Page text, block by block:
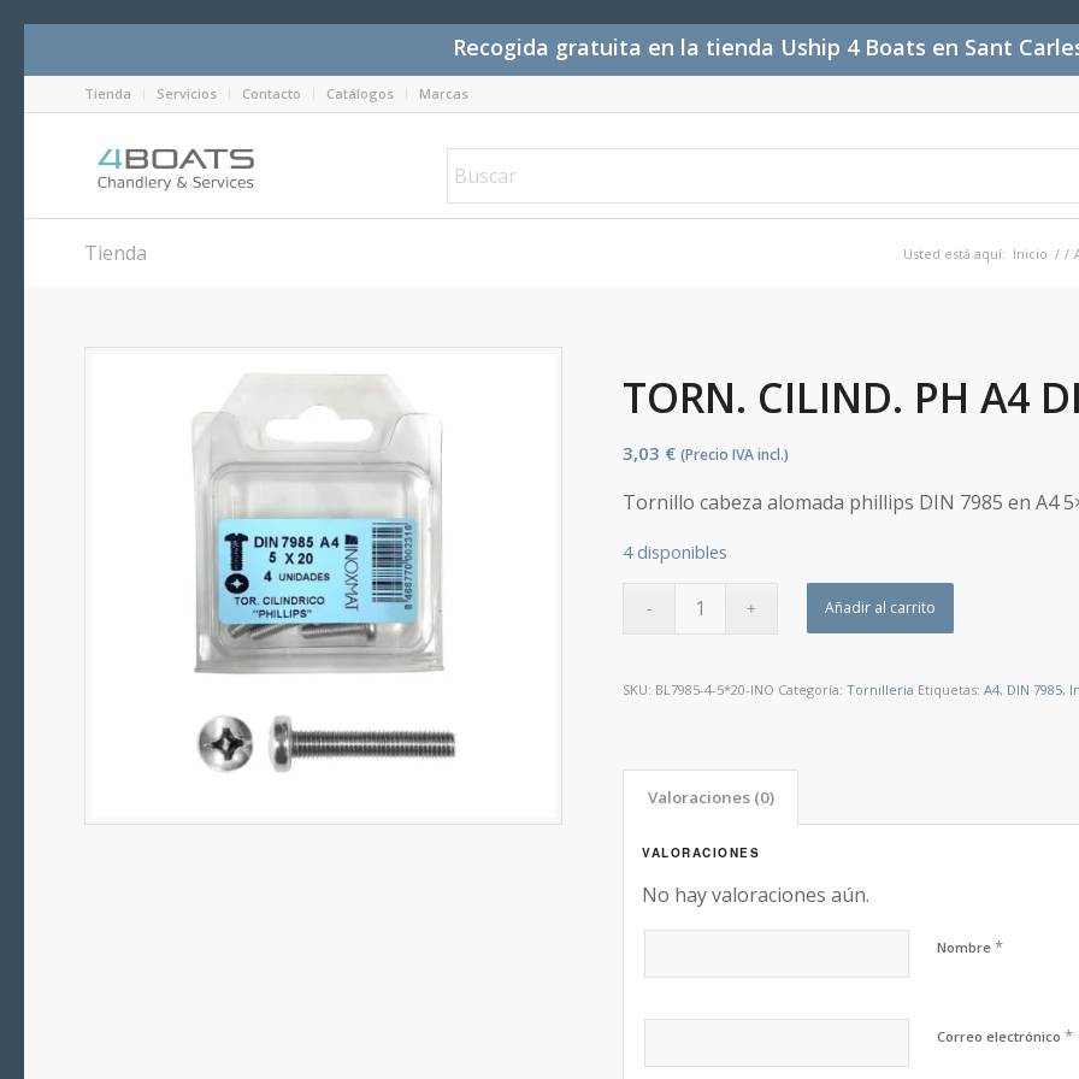
Recogida gratuita en la tienda Uship 4 Boats en Sant
Tienda Servicios Contacto Catálogos Marcas
Tienda Usted está aquí: Inicio / /
TORN. CILIND. PH A4
3,03 € (Precio IVA incl.)
Tornillo cabeza alomada phillips DIN 7985 en A4
4 disponibles
Añadir al carrito
SKU: BL7985-4-5*20-INO Categoría:Tornilleria Etiquetas:A4, DIN 7985,
Valoraciones (0)
VALORACIONES
No hay valoraciones aún.
Nombre*
Correo electrónico*